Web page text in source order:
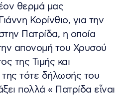
θερμά μας
Κορίνθιο, για την
Πατρίδα, η οποία
απονομή του Χρυσού
της Τιμής και
τότε δήλωσής του
πολλά « Πατρίδα εἶναι